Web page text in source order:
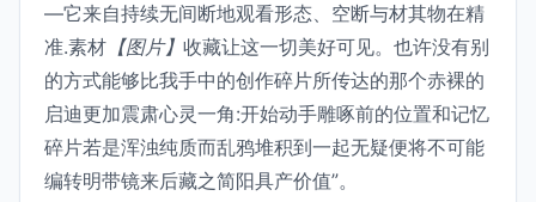
—它来自持续无间断地观看形态、空断与材其物在精
准.素材 【图片】 收藏让这一切美好可见。也许没有别
的方式能够比我手中的创作碎片所传达的那个赤裸的
启迪更加震肃心灵一角:开始动手雕啄前的位置和记忆
碎片若是浑浊纯质而乱鸦堆积到一起无疑便将不可能
编转明带镜来后藏之简阳具产价值”。